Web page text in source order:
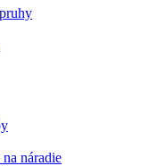
náradie